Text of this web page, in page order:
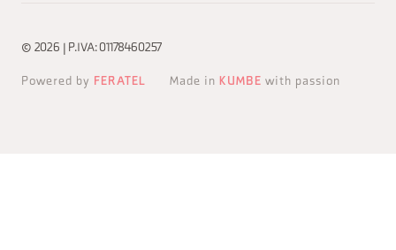
© 2026 | P.IVA: 01178460257
Powered by FERATEL Made in KUMBE with passion